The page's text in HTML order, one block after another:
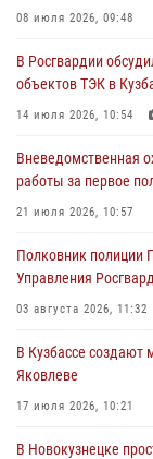
Росгвардейцы
05 августа 2026, 08:50
Росгвардейцы
05 августа 2026, 08:10
Росгвардейцы в
05 августа 2026, 07:45
08 июля 2026, 09:48
В Росгвардии
объектов ТЭК в
14 июля 2026, 10:54
Вневедомственная
работы за первое
21 июля 2026, 10:57
Полковник полиции
Управления
03 августа 2026, 11:32
В Кузбассе создают
Яковлеве
17 июля 2026, 10:21
В Новокузнецке